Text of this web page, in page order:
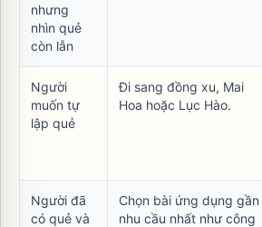
nhưng
nhìn quẻ
còn lẫn
Người
muốn tự
lập quẻ
Đi sang đồng xu, Mai
Hoa hoặc Lục Hào.
Người đã
có quẻ và
Chọn bài ứng dụng gần
nhu cầu nhất như công